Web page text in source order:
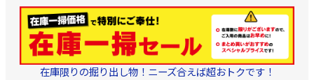
具:CJT(別売)
在庫限りの掘り出し物！ニーズ合えば超おトクです！